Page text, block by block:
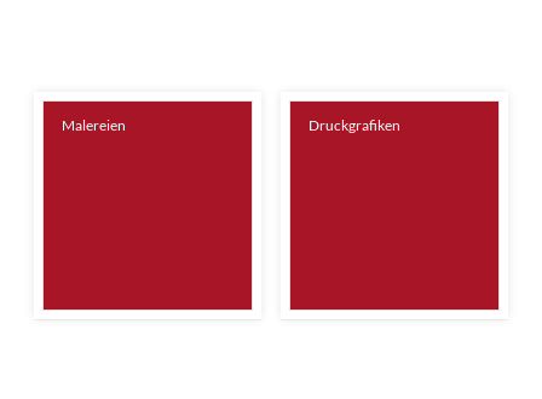
Malereien Druckgrafiken